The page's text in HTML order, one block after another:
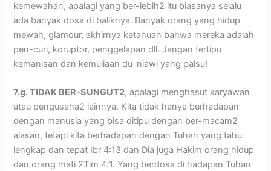
kemewahan, apalagi yang ber-lebih2 itu biasanya selalu
ada banyak dosa di baliknya. Banyak orang yang hidup
mewah, glamour, akhirnya ketahuan bahwa mereka adalah
pen-curi, koruptor, penggelapan dll. Jangan tertipu
kemanisan dan kemuliaan du-niawi yang palsu!
7.g. TIDAK BER-SUNGUT2, apalagi menghasut karyawan
atau pengusaha2 lainnya. Kita tidak hanya berhadapan
dengan manusia yang bisa ditipu dengan ber-macam2
alasan, tetapi kita berhadapan dengan Tuhan yang tahu
lengkap dan tepat Ibr 4:13 dan Dia juga Hakim orang hidup
dan orang mati 2Tim 4:1. Yang berdosa di hadapan Tuhan